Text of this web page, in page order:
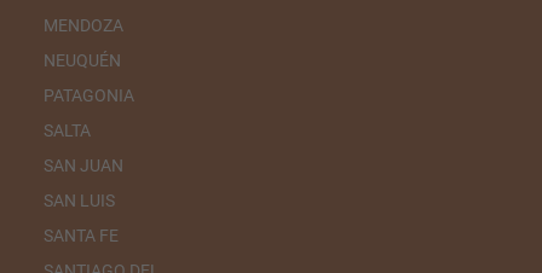
MENDOZA
NEUQUÉN
PATAGONIA
SALTA
SAN JUAN
SAN LUIS
SANTA FE